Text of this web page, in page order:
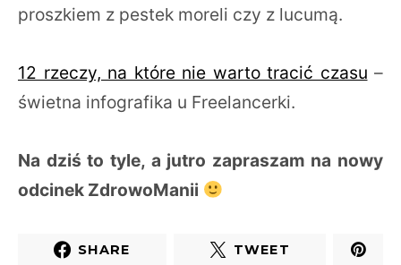
proszkiem z pestek moreli czy z lucumą.
12 rzeczy, na które nie warto tracić czasu –
świetna infografika u Freelancerki.
Na dziś to tyle, a jutro zapraszam na nowy
odcinek ZdrowoManii
SHARE TWEET